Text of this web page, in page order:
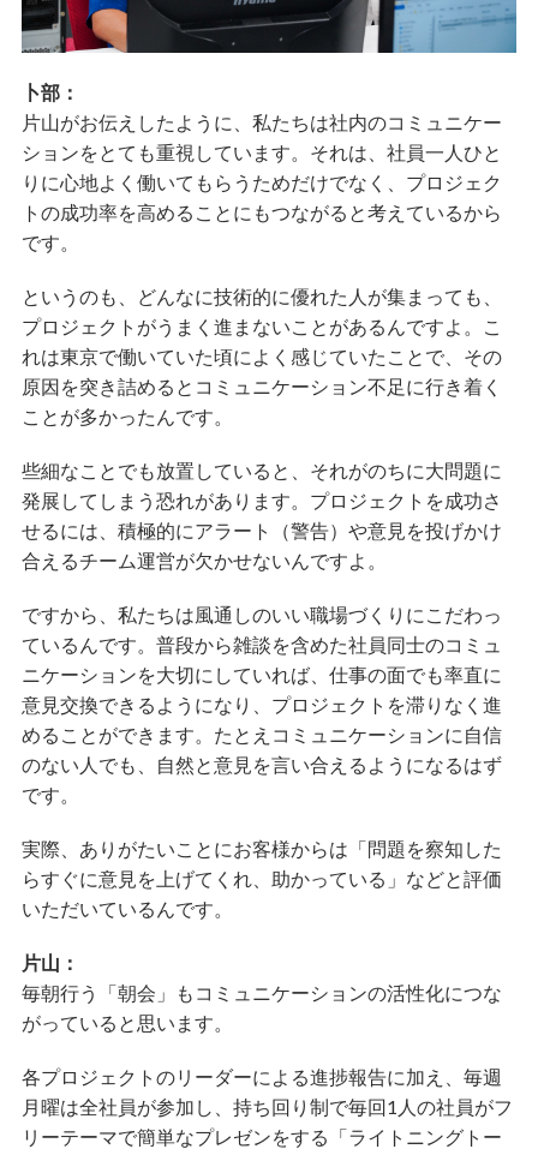
卜部：
片山がお伝えしたように、私たちは社内のコミュニケー
ションをとても重視しています。それは、社員一人ひと
りに心地よく働いてもらうためだけでなく、プロジェク
トの成功率を高めることにもつながると考えているから
です。
というのも、どんなに技術的に優れた人が集まっても、
プロジェクトがうまく進まないことがあるんですよ。こ
れは東京で働いていた頃によく感じていたことで、その
原因を突き詰めるとコミュニケーション不足に行き着く
ことが多かったんです。
些細なことでも放置していると、それがのちに大問題に
発展してしまう恐れがあります。プロジェクトを成功さ
せるには、積極的にアラート（警告）や意見を投げかけ
合えるチーム運営が欠かせないんですよ。
ですから、私たちは風通しのいい職場づくりにこだわっ
ているんです。普段から雑談を含めた社員同士のコミュ
ニケーションを大切にしていれば、仕事の面でも率直に
意見交換できるようになり、プロジェクトを滞りなく進
めることができます。たとえコミュニケーションに自信
のない人でも、自然と意見を言い合えるようになるはず
です。
実際、ありがたいことにお客様からは「問題を察知した
らすぐに意見を上げてくれ、助かっている」などと評価
いただいているんです。
片山：
毎朝行う「朝会」もコミュニケーションの活性化につな
がっていると思います。
各プロジェクトのリーダーによる進捗報告に加え、毎週
月曜は全社員が参加し、持ち回り制で毎回1人の社員がフ
リーテーマで簡単なプレゼンをする「ライトニングトー